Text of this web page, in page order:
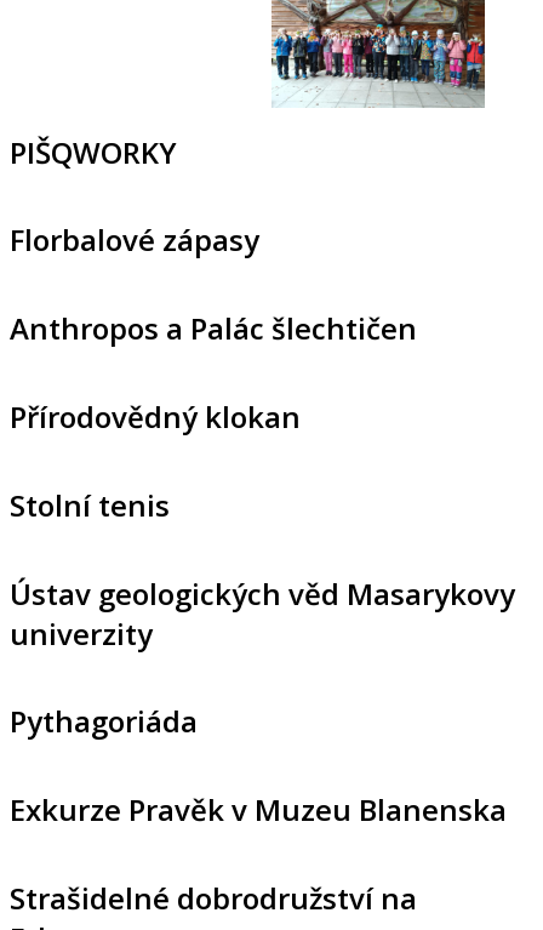
PIŠQWORKY
Florbalové zápasy
Anthropos a Palác šlechtičen
Přírodovědný klokan
Stolní tenis
Ústav geologických věd Masarykovy
univerzity
Pythagoriáda
Exkurze Pravěk v Muzeu Blanenska
Strašidelné dobrodružství na